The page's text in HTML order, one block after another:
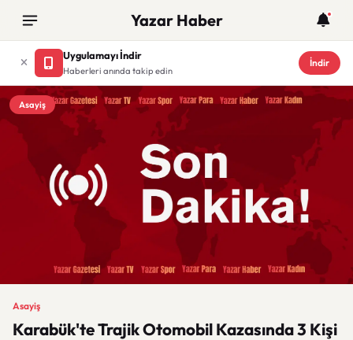
Yazar Haber
Uygulamayı İndir
Haberleri anında takip edin
İndir
Asayiş
Asayiş
Karabük'te Trajik Otomobil Kazasında 3 Kişi